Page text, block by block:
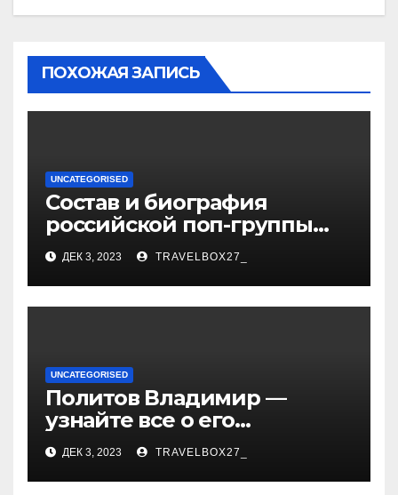
ПОХОЖАЯ ЗАПИСЬ
UNCATEGORISED
Состав и биография
российской поп-группы
«Иванушки интернешнл»
— история успеха, музыка
и судьбы участников
ДЕК 3, 2023 TRAVELBOX27_
UNCATEGORISED
Политов Владимир —
узнайте все о его
биографии, возрасте и
впечатляющих
достижениях!
ДЕК 3, 2023 TRAVELBOX27_